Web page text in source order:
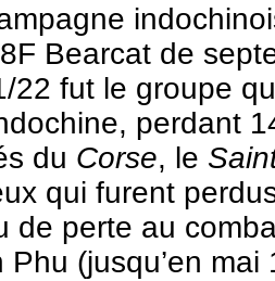
Bearcat de
22 fut le groupe
perdant
du Corse, le
qui furent
de perte au
Phu (jusqu’en